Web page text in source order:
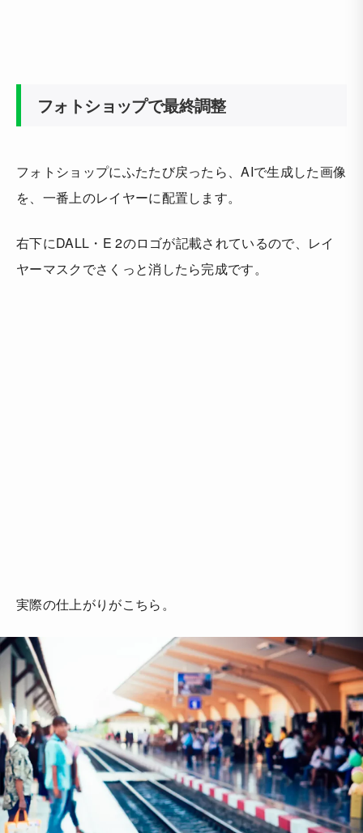
フォトショップで最終調整
フォトショップにふたたび戻ったら、AIで生成した画像
を、一番上のレイヤーに配置します。
右下にDALL・E 2のロゴが記載されているので、レイ
ヤーマスクでさくっと消したら完成です。
実際の仕上がりがこちら。